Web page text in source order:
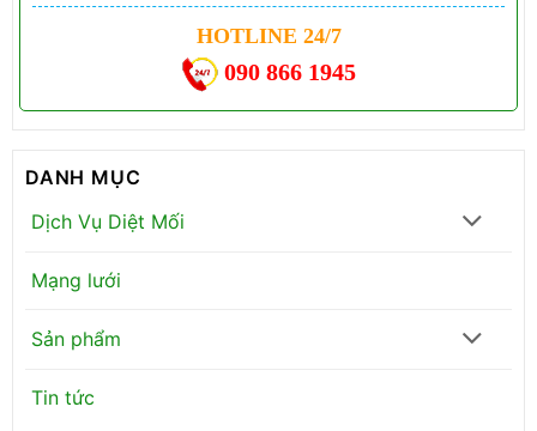
HOTLINE 24/7
090 866 1945
DANH MỤC
Dịch Vụ Diệt Mối
Mạng lưới
Sản phẩm
Tin tức